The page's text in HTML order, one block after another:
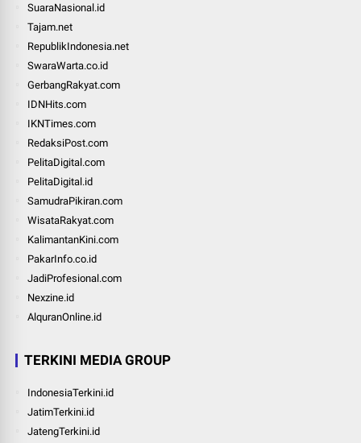
SuaraNasional.id
Tajam.net
RepublikIndonesia.net
SwaraWarta.co.id
GerbangRakyat.com
IDNHits.com
IKNTimes.com
RedaksiPost.com
PelitaDigital.com
PelitaDigital.id
SamudraPikiran.com
WisataRakyat.com
KalimantanKini.com
PakarInfo.co.id
JadiProfesional.com
Nexzine.id
AlquranOnline.id
TERKINI MEDIA GROUP
IndonesiaTerkini.id
JatimTerkini.id
JatengTerkini.id